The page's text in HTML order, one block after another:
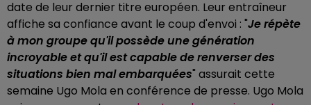
date de leur dernier titre européen. Leur entraîneur
affiche sa confiance avant le coup d'envoi : "Je répète
à mon groupe qu'il possède une génération
incroyable et qu'il est capable de renverser des
situations bien mal embarquées" assurait cette
semaine Ugo Mola en conférence de presse. Ugo Mola